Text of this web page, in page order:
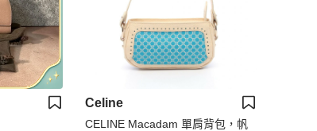
Celine
CELINE Macadam 單肩背包，帆